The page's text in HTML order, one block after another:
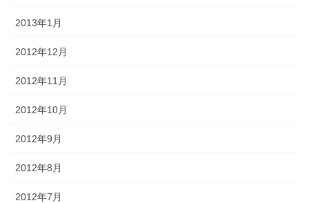
2013年1月
2012年12月
2012年11月
2012年10月
2012年9月
2012年8月
2012年7月